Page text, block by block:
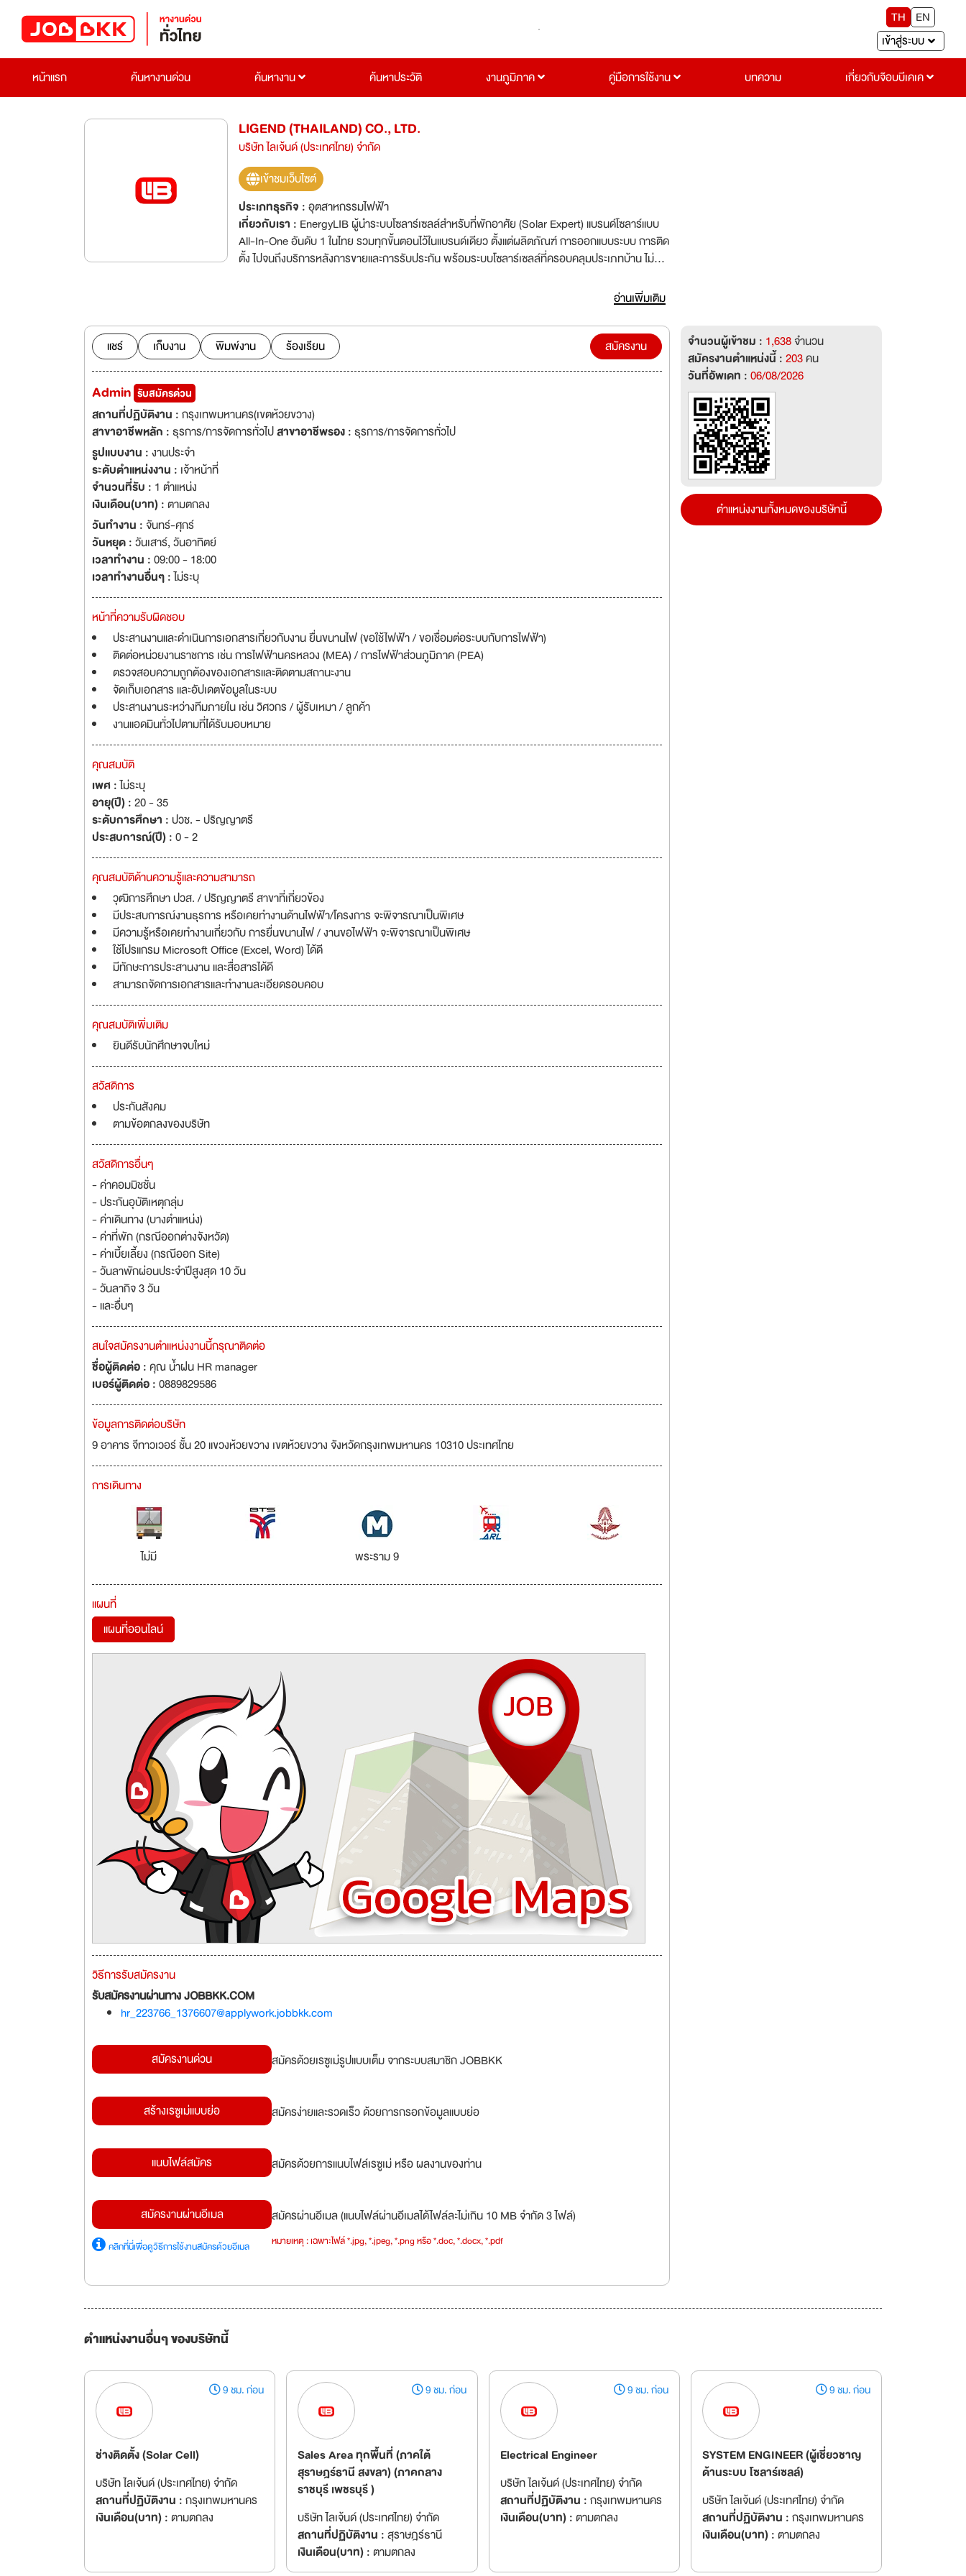
TH
EN
เข้าสู่ระบบ
หน้าแรก
ค้นหางานด่วน ค้นหางาน ค้นหาประวัติ งานภูมิภาค คู่มือการใช้งาน บทความ เกี่ยวกับจ๊อบบีเคเค
LIGEND (THAILAND) CO., LTD.
บริษัท ไลเจ้นด์ (ประเทศไทย) จำกัด
เข้าชมเว็บไซต์
ประเภทธุรกิจ :อุตสาหกรรมไฟฟ้า
เกี่ยวกับเรา : EnergyLIB ผู้นำระบบโซลาร์เซลล์สำหรับที่พักอาศัย (Solar Expert) แบรนด์โซลาร์แบบ
All-In-One อันดับ 1 ในไทย รวมทุกขั้นตอนไว้ในแบรนด์เดียว ตั้งแต่ผลิตภัณฑ์ การออกแบบระบบ การติด
ตั้ง ไปจนถึงบริการหลังการขายและการรับประกัน พร้อมระบบโซลาร์เซลล์ที่ครอบคลุมประเภทบ้าน ไม่ว่า
Inverter สำหรับทาวน์โฮมและบ้านพื้นที่จำกัด ใช้ไฟไม่มากแต่มีเป้าหมายลดค่าไฟช่วงกลางวัน
อ่านเพิ่มเติม
แชร์ เก็บงาน พิมพ์งาน ร้องเรียน สมัครงาน
Admin รับสมัครด่วน
สถานที่ปฏิบัติงาน :กรุงเทพมหานคร(เขตห้วยขวาง)
สาขาอาชีพหลัก : ธุรการ/การจัดการทั่วไปสาขาอาชีพรอง : ธุรการ/การจัดการทั่วไป
รูปแบบงาน :งานประจำ
ระดับตำแหน่งงาน : เจ้าหน้าที่
จำนวนที่รับ : 1 ตำแหน่ง
เงินเดือน(บาท) :ตามตกลง
วันทำงาน : จันทร์-ศุกร์
วันหยุด :วันเสาร์,วันอาทิตย์
เวลาทำงาน :09:00 - 18:00
เวลาทำงานอื่นๆ :ไม่ระบุ
หน้าที่ความรับผิดชอบ
ประสานงานและดำเนินการเอกสารเกี่ยวกับงาน ยื่นขนานไฟ (ขอใช้ไฟฟ้า / ขอเชื่อมต่อระบบกับการไฟฟ้า)
ติดต่อหน่วยงานราชการ เช่น การไฟฟ้านครหลวง (MEA) / การไฟฟ้าส่วนภูมิภาค (PEA)
ตรวจสอบความถูกต้องของเอกสารและติดตามสถานะงาน
จัดเก็บเอกสาร และอัปเดตข้อมูลในระบบ
ประสานงานระหว่างทีมภายใน เช่น วิศวกร / ผู้รับเหมา / ลูกค้า
งานแอดมินทั่วไปตามที่ได้รับมอบหมาย
คุณสมบัติ
เพศ :ไม่ระบุ
อายุ(ปี) :20 - 35
ระดับการศึกษา :ปวช. - ปริญญาตรี
ประสบการณ์(ปี) :0 - 2
คุณสมบัติด้านความรู้และความสามารถ
วุฒิการศึกษา ปวส. / ปริญญาตรี สาขาที่เกี่ยวข้อง
มีประสบการณ์งานธุรการ หรือเคยทำงานด้านไฟฟ้า/โครงการ จะพิจารณาเป็นพิเศษ
มีความรู้หรือเคยทำงานเกี่ยวกับ การยื่นขนานไฟ / งานขอไฟฟ้า จะพิจารณาเป็นพิเศษ
ใช้โปรแกรม Microsoft Office (Excel, Word) ได้ดี
มีทักษะการประสานงาน และสื่อสารได้ดี
สามารถจัดการเอกสารและทำงานละเอียดรอบคอบ
คุณสมบัติเพิ่มเติม
ยินดีรับนักศึกษาจบใหม่
สวัสดิการ
ประกันสังคม
ตามข้อตกลงของบริษัท
สวัสดิการอื่นๆ
- ค่าคอมมิชชั่น
- ประกันอุบัติเหตุกลุ่ม
- ค่าเดินทาง (บางตำแหน่ง)
- ค่าที่พัก (กรณีออกต่างจังหวัด)
- ค่าเบี้ยเลี้ยง (กรณีออก Site)
- วันลาพักผ่อนประจำปีสูงสุด 10 วัน
- วันลากิจ 3 วัน
- และอื่นๆ
สนใจสมัครงานตำแหน่งงานนี้กรุณาติดต่อ
ชื่อผู้ติดต่อ :คุณ น้ำฝน HR manager
เบอร์ผู้ติดต่อ :0889829586
ข้อมูลการติดต่อบริษัท
9 อาคาร จีทาวเวอร์ ชั้น 20 แขวงห้วยขวาง เขตห้วยขวาง จังหวัดกรุงเทพมหานคร 10310 ประเทศไทย
การเดินทาง
ไม่มี พระราม 9
แผนที่
แผนที่ออนไลน์
วิธีการรับสมัครงาน
รับสมัครงานผ่านทาง JOBBKK.COM
hr_223766_1376607@applywork.jobbkk.com
สมัครงานด่วน สมัครด้วยเรซูเม่รูปแบบเต็ม จากระบบสมาชิก JOBBKK
สร้างเรซูเม่แบบย่อ สมัครง่ายและรวดเร็ว ด้วยการกรอกข้อมูลแบบย่อ
แนบไฟล์สมัคร สมัครด้วยการแนบไฟล์เรซูเม่ หรือ ผลงานของท่าน
สมัครงานผ่านอีเมล
คลิกที่นี่เพื่อดูวิธีการใช้งานสมัครด้วยอีเมล
สมัครผ่านอีเมล (แนบไฟล์ผ่านอีเมลได้ไฟล์ละไม่เกิน 10 MB จำกัด 3 ไฟล์)
หมายเหตุ : เฉพาะไฟล์ *.jpg, *.jpeg, *.png หรือ *.doc, *.docx, *.pdf
จำนวนผู้เข้าชม : 1,638จำนวน
สมัครงานตำแหน่งนี้ :203คน
วันที่อัพเดท :06/08/2026
ตำแหน่งงานทั้งหมดของบริษัทนี้
ตำแหน่งงานอื่นๆ ของบริษัทนี้
9 ชม. ก่อน
ช่างติดตั้ง (Solar Cell)
บริษัท ไลเจ้นด์ (ประเทศไทย) จำกัด
สถานที่ปฏิบัติงาน :กรุงเทพมหานคร
เงินเดือน(บาท) :ตามตกลง
9 ชม. ก่อน
Sales Area ทุกพื้นที่ (ภาคใต้
สุราษฎร์ธานี สงขลา) (ภาคกลาง
ราชบุรี เพชรบุรี )
บริษัท ไลเจ้นด์ (ประเทศไทย) จำกัด
สถานที่ปฏิบัติงาน :สุราษฎร์ธานี
เงินเดือน(บาท) :ตามตกลง
9 ชม. ก่อน
Electrical Engineer
บริษัท ไลเจ้นด์ (ประเทศไทย) จำกัด
สถานที่ปฏิบัติงาน :กรุงเทพมหานคร
เงินเดือน(บาท) :ตามตกลง
9 ชม. ก่อน
SYSTEM ENGINEER (ผู้เชี่ยวชาญ
ด้านระบบ โซลาร์เซลล์)
บริษัท ไลเจ้นด์ (ประเทศไทย) จำกัด
สถานที่ปฏิบัติงาน :กรุงเทพมหานคร
เงินเดือน(บาท) :ตามตกลง